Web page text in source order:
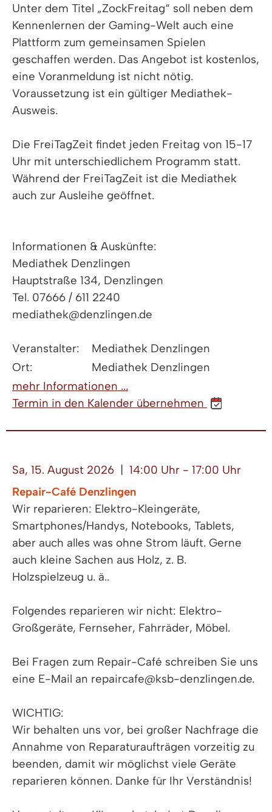
Unter dem Titel „ZockFreitag“ soll neben dem
Kennenlernen der Gaming-Welt auch eine
Plattform zum gemeinsamen Spielen
geschaffen werden. Das Angebot ist kostenlos,
eine Voranmeldung ist nicht nötig.
Voraussetzung ist ein gültiger Mediathek-
Ausweis.
Die FreiTagZeit findet jeden Freitag von 15-17
Uhr mit unterschiedlichem Programm statt.
Während der FreiTagZeit ist die Mediathek
auch zur Ausleihe geöffnet.
Informationen & Auskünfte:
Mediathek Denzlingen
Hauptstraße 134, Denzlingen
Tel. 07666 / 611 2240
mediathek@denzlingen.de
Veranstalter:
Mediathek Denzlingen
Ort:
Mediathek Denzlingen
mehr Informationen ...
Termin in den Kalender übernehmen
Sa, 15. August 2026
14:00 Uhr - 17:00 Uhr
Repair-Café Denzlingen
Wir reparieren: Elektro-Kleingeräte,
Smartphones/Handys, Notebooks, Tablets,
aber auch alles was ohne Strom läuft. Gerne
auch kleine Sachen aus Holz, z. B.
Holzspielzeug u. ä..
Folgendes reparieren wir nicht: Elektro-
Großgeräte, Fernseher, Fahrräder, Möbel.
Bei Fragen zum Repair-Café schreiben Sie uns
eine E-Mail an repaircafe@ksb-denzlingen.de.
WICHTIG:
Wir behalten uns vor, bei großer Nachfrage die
Annahme von Reparaturaufträgen vorzeitig zu
beenden, damit wir möglichst viele Geräte
reparieren können. Danke für Ihr Verständnis!